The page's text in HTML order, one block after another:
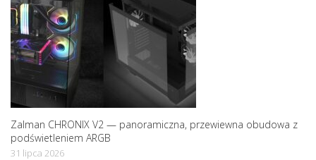
o
n
Zalman CHRONIX V2 — panoramiczna, przewiewna obudowa z
podświetleniem ARGB
31 lipca 2026